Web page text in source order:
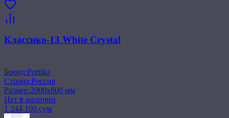
Классико-13 White Сrystal
Бренд:Portika
Страна:Россия
Размер:2000x800 мм
Нет в наличии
1 244 100 сум